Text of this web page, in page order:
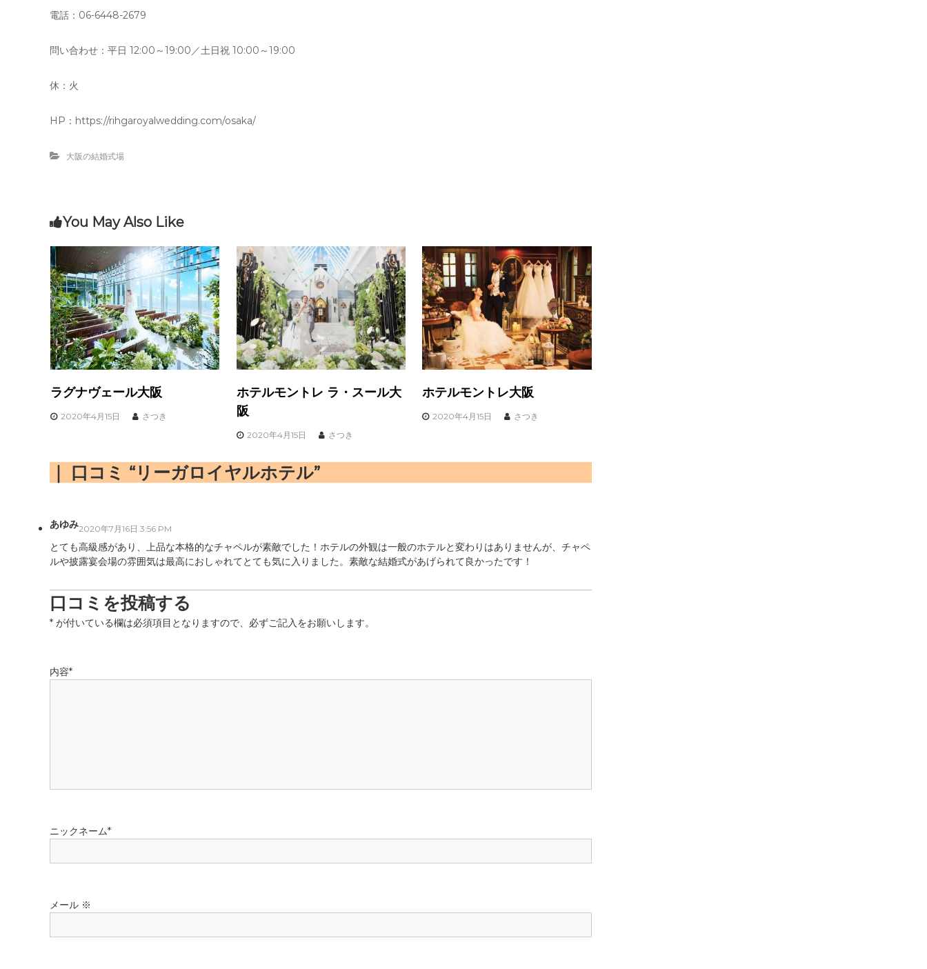
電話：06-6448-2679
問い合わせ：平日 12:00～19:00／土日祝 10:00～19:00
休：火
HP：https://rihgaroyalwedding.com/osaka/
大阪の結婚式場
You May Also Like
ラグナヴェール大阪
2020年4月15日 さつき
ホテルモントレ ラ・スール大
阪
2020年4月15日 さつき
ホテルモントレ大阪
2020年4月15日 さつき
口コミ “リーガロイヤルホテル”
あゆみ2020年7月16日 3:56 PM
とても高級感があり、上品な本格的なチャペルが素敵でした！ホテルの外観は一般のホテルと変わりはありませんが、チャペ
ルや披露宴会場の雰囲気は最高におしゃれてとても気に入りました。素敵な結婚式があげられて良かったです！
口コミを投稿する
* が付いている欄は必須項目となりますので、必ずご記入をお願いします。
メール ※